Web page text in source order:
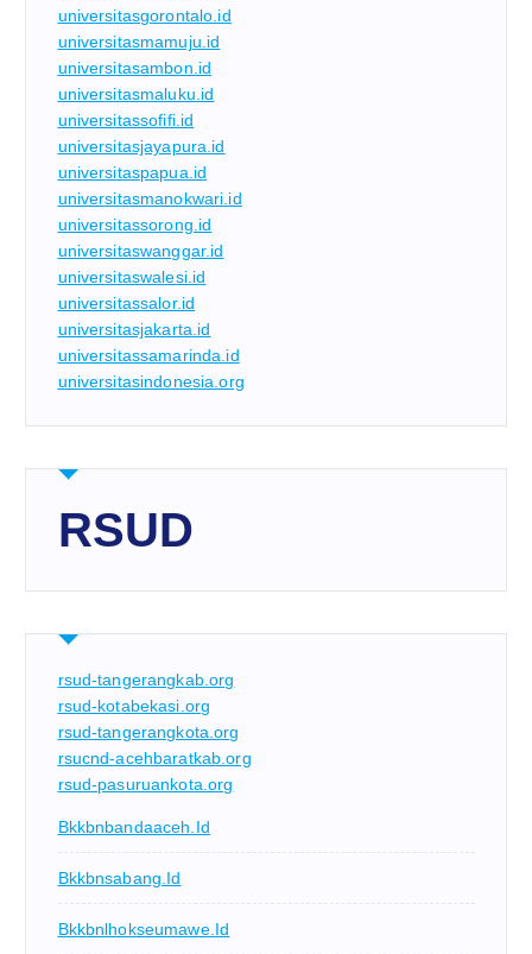
universitasgorontalo.id
universitasmamuju.id
universitasambon.id
universitasmaluku.id
universitassofifi.id
universitasjayapura.id
universitaspapua.id
universitasmanokwari.id
universitassorong.id
universitaswanggar.id
universitaswalesi.id
universitassalor.id
universitasjakarta.id
universitassamarinda.id
universitasindonesia.org
RSUD
rsud-tangerangkab.org
rsud-kotabekasi.org
rsud-tangerangkota.org
rsucnd-acehbaratkab.org
rsud-pasuruankota.org
Bkkbnbandaaceh.id
Bkkbnsabang.id
Bkkbnlhokseumawe.id